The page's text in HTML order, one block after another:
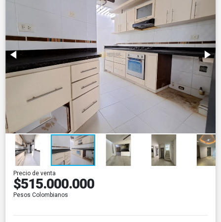
Precio de venta
$515.000.000
Pesos Colombianos